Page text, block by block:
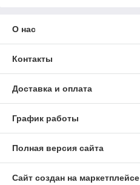
О нас
Контакты
Доставка и оплата
График работы
Полная версия сайта
Сайт создан на маркетплейсе